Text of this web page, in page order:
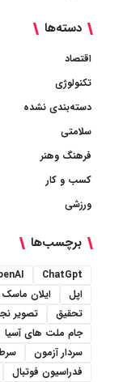
دسته‌ها
اقتصاد
تکنولوژی
دسته‌بندی نشده
سلامتی
فرهنگ وهنر
کسب و کار
ورزشی
برچسب‌ها
ChatGpt
اپل
ایلان ماسک
تحقیق
تصویر
جام ملت های آسیا
سردار آزمون
فدراسیون فوتبال